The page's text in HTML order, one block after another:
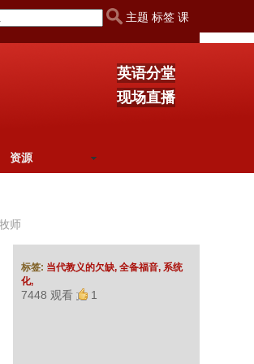
主题 标签 课
英语分堂
现场直播
资源
师
标签: 当代教义的欠缺, 全备福音, 系统
化,
7448 观看 1